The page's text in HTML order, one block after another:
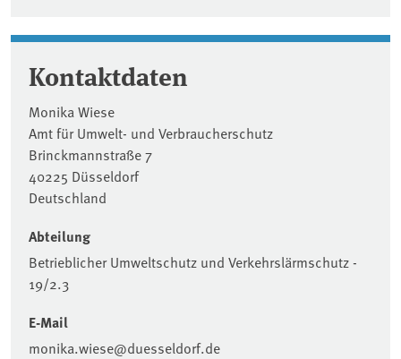
Kontaktdaten
Monika Wiese
Amt für Umwelt- und Verbraucherschutz
Brinckmannstraße 7
40225 Düsseldorf
Deutschland
Abteilung
Betrieblicher Umweltschutz und Verkehrslärmschutz -
19/2.3
E-Mail
monika.wiese@duesseldorf.de